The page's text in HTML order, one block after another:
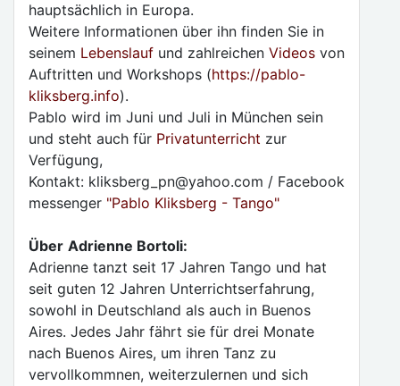
hauptsächlich in Europa.
Weitere Informationen über ihn finden Sie in
seinem Lebenslauf und zahlreichen Videos von
Auftritten und Workshops (https://pablo-
kliksberg.info).
Pablo wird im Juni und Juli in München sein
und steht auch für Privatunterricht zur
Verfügung,
Kontakt: kliksberg_pn@yahoo.com / Facebook
messenger "Pablo Kliksberg - Tango"
Über Adrienne Bortoli:
Adrienne tanzt seit 17 Jahren Tango und hat
seit guten 12 Jahren Unterrichtserfahrung,
sowohl in Deutschland als auch in Buenos
Aires. Jedes Jahr fährt sie für drei Monate
nach Buenos Aires, um ihren Tanz zu
vervollkommnen, weiterzulernen und sich